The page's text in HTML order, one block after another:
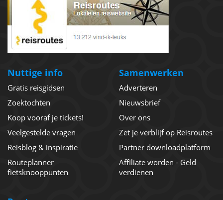
Nuttige info
Gratis reisgidsen
Zoektochten
Koop vooraf je tickets!
Veelgestelde vragen
Reisblog & inspiratie
Routeplanner
fietsknooppunten
Samenwerken
Adverteren
Nieuwsbrief
Over ons
Zet je verblijf op Reisroutes
Partner downloadplatform
Affiliate worden - Geld
verdienen